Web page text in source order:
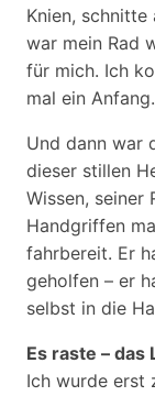
Knien, schnitte
war mein Rad
für mich. Ich
mal ein Anfang.
Und dann war
dieser stillen
Wissen, seiner
Handgriffen
fahrbereit. Er
geholfen – er
selbst in die
Es raste –
Ich wurde erst